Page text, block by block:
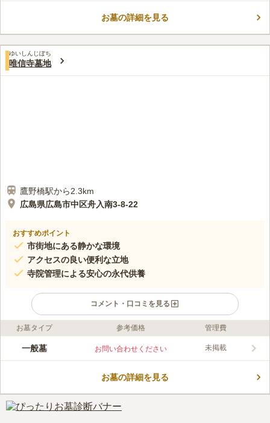
商業施設等があり、観光やお買い物に便利な好立地にあります。
口コミ評価
この霊園はまだ誰からも評価されていません。
お墓の詳細を見る
ゆいしんじぼち
唯信寺墓地
鷹野橋駅から2.3km
広島県広島市中区舟入南3-8-22
おすすめポイント
市街地にある静かな環境
アクセスの良い便利な立地
寺院管理による安心の永代供養
コメント・口コミを見る
口コミ評価
この霊園はまだ誰からも評価されていません。
お墓タイプ 参考価格 管理費
一般墓 お問い合わせください 未掲載
お墓の詳細を見る